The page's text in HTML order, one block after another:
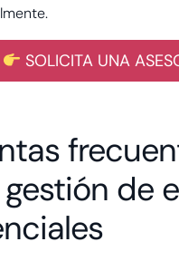
SOLICITA UNA
de